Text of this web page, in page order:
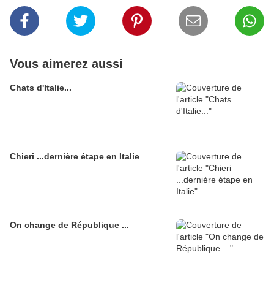
Vous aimerez aussi
Chats d'Italie...
Chieri ...dernière étape en Italie
On change de République ...